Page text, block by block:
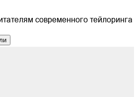
современного тейлоринга